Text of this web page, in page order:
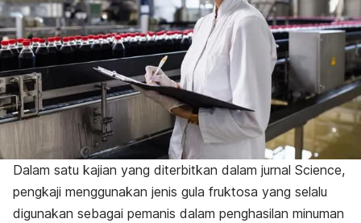
Dalam satu kajian yang diterbitkan dalam jurnal Science,
pengkaji menggunakan jenis gula fruktosa yang selalu
digunakan sebagai pemanis dalam penghasilan minuman